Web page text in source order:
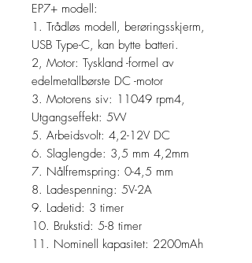
EP7+ modell:
1. Trådløs modell, berøringsskjerm,
USB Type-C, kan bytte batteri.
2, Motor: Tyskland -formel av
edelmetallbørste DC -motor
3. Motorens siv: 11049 rpm4,
Utgangseffekt: 5W
5. Arbeidsvolt: 4,2-12V DC
6. Slaglengde: 3,5 mm 4,2mm
7. Nålfremspring: 0-4,5 mm
8. Ladespenning: 5V-2A
9. Ladetid: 3 timer
10. Brukstid: 5-8 timer
11. Nominell kapasitet: 2200mAh